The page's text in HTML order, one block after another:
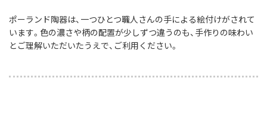
ポーランド陶器は、一つひとつ職人さんの手による絵付けがされて
います。色の濃さや柄の配置が少しずつ違うのも、手作りの味わい
とご理解いただいたうえで、ご利用ください。